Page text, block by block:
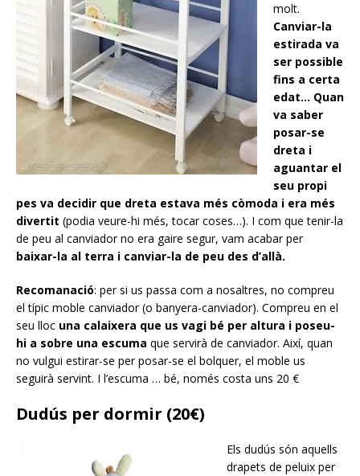
molt.
Canviar-la
estirada va
ser possible
fins a certa
edat… Quan
va saber
posar-se
dreta i
aguantar el
seu propi
pes va decidir que dreta estava més còmoda i era més
divertit (podia veure-hi més, tocar coses…). I com que tenir-la
de peu al canviador no era gaire segur, vam acabar per
baixar-la al terra i canviar-la de peu des d’allà.
Recomanació: per si us passa com a nosaltres, no compreu
el típic moble canviador (o banyera-canviador). Compreu en el
seu lloc una calaixera que us vagi bé per altura i poseu-
hi a sobre una escuma que servirà de canviador. Així, quan
no vulgui estirar-se per posar-se el bolquer, el moble us
seguirà servint. I l’escuma … bé, només costa uns 20 €
Dudús per dormir (20€)
Els dudús són aquells
drapets de peluix per